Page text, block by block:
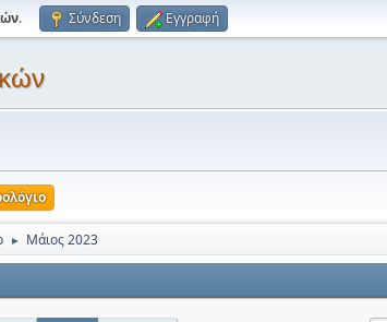
. Σύνδεση Εγγραφή
► Μάιος 2023